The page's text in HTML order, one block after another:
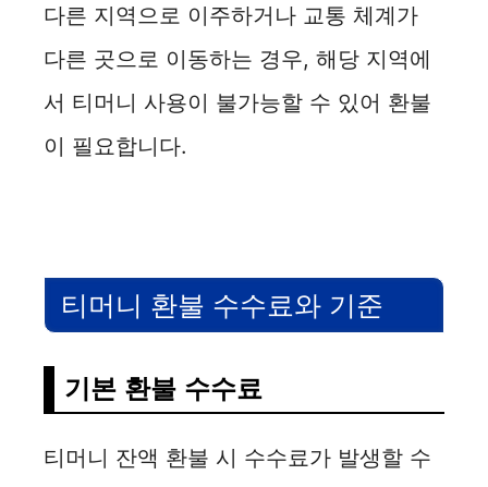
다른 지역으로 이주하거나 교통 체계가
다른 곳으로 이동하는 경우, 해당 지역에
서 티머니 사용이 불가능할 수 있어 환불
이 필요합니다.
티머니 환불 수수료와 기준
기본 환불 수수료
티머니 잔액 환불 시 수수료가 발생할 수